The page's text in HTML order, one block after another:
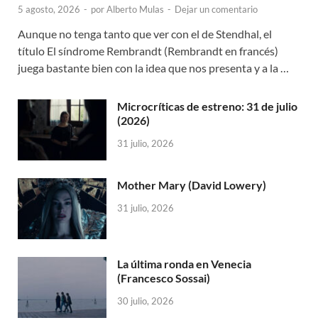
5 agosto, 2026 - porAlberto Mulas - Dejar un comentario
Aunque no tenga tanto que ver con el de Stendhal, el
título El síndrome Rembrandt (Rembrandt en francés)
juega bastante bien con la idea que nos presenta y a la …
Microcríticas de estreno: 31 de julio
(2026)
31 julio, 2026
Mother Mary (David Lowery)
31 julio, 2026
La última ronda en Venecia
(Francesco Sossai)
30 julio, 2026